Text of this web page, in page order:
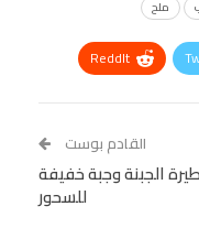
ملح
ReddIt
VK
القادم بوست
الجبنة وجبة خفيفة
للسحور